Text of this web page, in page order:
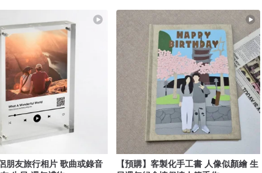
朋友旅行相片 歌曲或錄音
【預購】客製化手工書 人像似顏繪 生